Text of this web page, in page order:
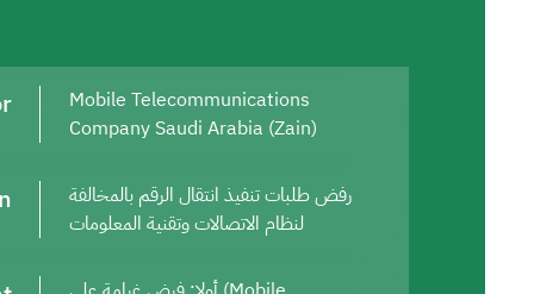
Mobile Telecommunications
Company Saudi Arabia (Zain)
رفض طلبات تنفيذ انتقال الرقم بالمخالفة
لنظام الاتصالات وتقنية المعلومات